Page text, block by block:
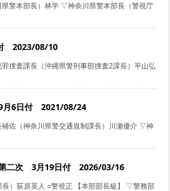
警本部長）林学 ▽神奈川県警本部長（警視庁
2023/08/10
捜査課長（沖縄県警刑事部捜査2課長）平山弘
月6日付 2021/08/24
佐（神奈川県警交通規制課長）川瀬優介 ▽神
二次 3月19日付 2026/03/16
）荻原英人 ○警視正 【本部部長級】 ▽警務部